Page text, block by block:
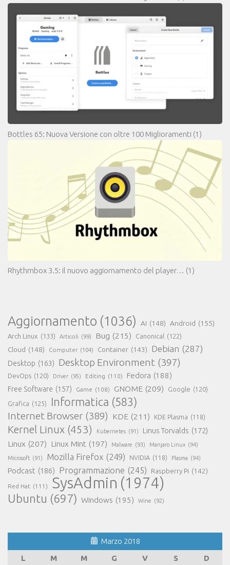
Bottles 65: Nuova Versione con oltre 100 Miglioramenti (1)
Rhythmbox 3.5: il nuovo aggiornamento del player… (1)
Aggiornamento (1036) AI (148) Android (155)
Arch Linux (133) Articoli (99) Bug (215) Canonical (122)
Cloud (148) Computer (104) Container (143) Debian (287)
Desktop (163) Desktop Environment (397)
DevOps (120) Driver (95) Editing (110) Fedora (188)
Free Software (157) Game (108) GNOME (209) Google (120)
Grafica (125) Informatica (583)
Internet Browser (389) KDE (211) KDE Plasma (118)
Kernel Linux (453) Kubernetes (91) Linus Torvalds (172)
Linux (207) Linux Mint (197) Malware (93) Manjaro Linux (94)
Microsoft (91) Mozilla Firefox (249) NVIDIA (118) Plasma (94)
Podcast (186) Programmazione (245) Raspberry Pi (142)
Red Hat (111) SysAdmin (1974)
Ubuntu (697) Windows (195) Wine (92)
Marzo 2018
L
M M G V S D